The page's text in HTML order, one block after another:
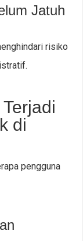
Jatuh
risiko
di
pengguna